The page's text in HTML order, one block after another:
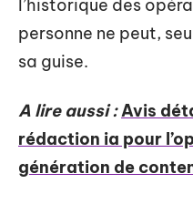
l’historique des
personne ne peut,
sa guise.
A lire aussi : Avis
rédaction ia pour
génération de